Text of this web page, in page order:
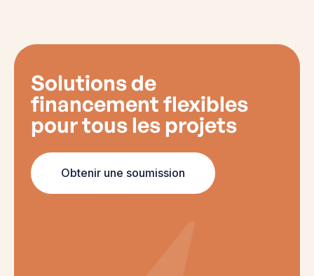
Solutions de
financement flexibles
pour tous les projets
Obtenir une soumission